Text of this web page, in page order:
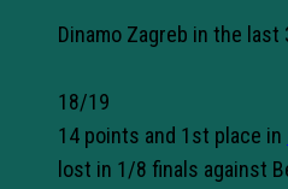
Dinamo Zagreb in the last
18/19
14 points and 1st place in
lost in 1/8 finals against